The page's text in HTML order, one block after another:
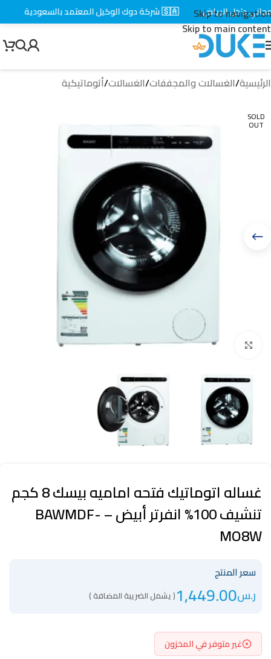
Skip to navigation
Skip to main content
الرئيسية/الغسالات والمجففات/الغسالات/أتوماتيكية
SOLD
OUT
Click to enlarge
غساله اتوماتيك فتحه اماميه بيسك 8 كجم
تنشيف 100% انفرتر أبيض – BAWMDF-
MO8W
سعر المنتج
ر.س1,449.00( يشمل الضريبة المضافة )
غير متوفر في المخزون
داخل الرياض 🇸🇦 شركة دوك الوكيل المعتمد بالسعودية